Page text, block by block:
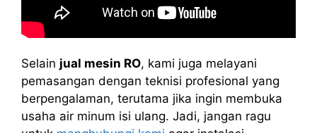
Selain jual mesin RO, kami juga melayani
pemasangan dengan teknisi profesional yang
berpengalaman, terutama jika ingin membuka
usaha air minum isi ulang. Jadi, jangan ragu